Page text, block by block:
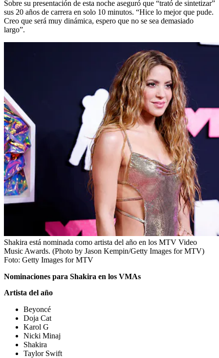
Sobre su presentación de esta noche aseguró que “trató de sintetizar”
sus 20 años de carrera en solo 10 minutos. “Hice lo mejor que pude.
Creo que será muy dinámica, espero que no se sea demasiado
largo”.
Shakira está nominada como artista del año en los MTV Video
Music Awards. (Photo by Jason Kempin/Getty Images for MTV)
Foto: Getty Images for MTV
Nominaciones para Shakira en los VMAs
Artista del año
Beyoncé
Doja Cat
Karol G
Nicki Minaj
Shakira
Taylor Swift